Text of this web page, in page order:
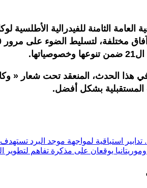
الثامنة للفيدرالية الأطلسية
الحدث، المنعقد تحت شعار «
المستقبلية بشكل أفضل.
استباقية لمواجهة موجد البرد تستهدف 11.323 أسرة
يوقعان على مذكرة تفاهم